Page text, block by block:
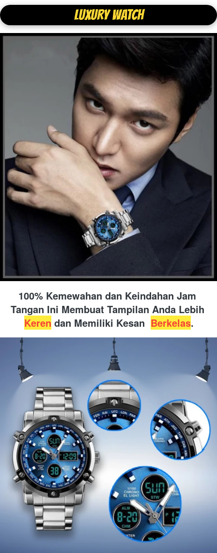
LUXURY WATCH
100% Kemewahan dan Keindahan Jam
Keren dan Memiliki Kesan Berkelas.